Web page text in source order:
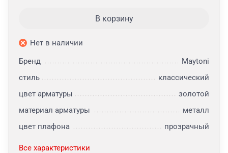
В корзину
Нет в наличии
Бренд
Maytoni
стиль
классический
цвет арматуры
золотой
материал арматуры
металл
цвет плафона
прозрачный
Все характеристики